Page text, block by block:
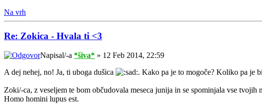
Na vrh
Re: Zokica - Hvala ti <3
Napisal/-a *šiva* » 12 Feb 2014, 22:59
A dej nehej, no! Ja, ti uboga dušica
. Kako pa je to mogoče? Koliko pa je
Zoki/-ca, z veseljem te bom občudovala meseca junija in se spominjala vse
Homo homini lupus est.